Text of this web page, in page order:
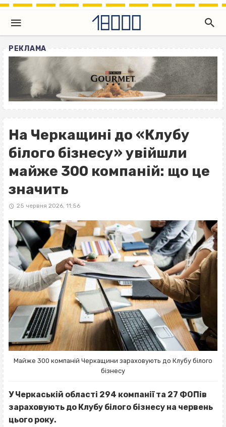
РЕКЛАМА
На Черкащині до «Клубу
білого бізнесу» увійшли
майже 300 компаній: що це
значить
25 червня 2026, 11:56
Майже 300 компаній Черкащини зараховують до Клубу білого
бізнесу
У Черкаській області 294 компанії та 27 ФОПів
зараховують до Клубу білого бізнесу на червень
цього року.